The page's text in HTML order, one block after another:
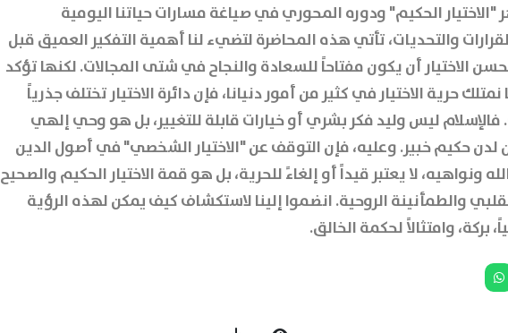
الحكيم" ودوره المحوري في صياغة مسارات حياتنا اليومية
والتحديات، تأتي هذه المحاضرة لتضيء لنا أهمية التفكير العميق قبل
الاختيار أن يكون مفتاحاً للسعادة والنجاح في شتى المجالات. لكنها تؤكد
حرية الاختيار في كثير من أمور دنيانا، فإن دائرة الاختيار تختلف جذرياً
فالإسلام ليس وليد فكر بشري أو خيارات قابلة للتغيير، بل هو وحي إلهي
حكيم خبير. وعليه، فإن التوقف عن "الاختيار الشخصي" في أصول الدين
ونواهيه، لا يعتبر قيداً أو إلغاءً للحرية، بل هو قمة الاختيار الحكيم والصحيح
والطمأنينة الروحية. انضموا إلينا لاستكشاف كيف يمكن لهذه الرؤية
بركة، وامتثالاً لحكمة الخالق.